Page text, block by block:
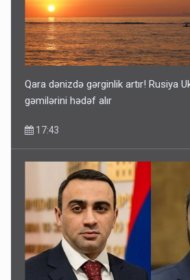
Qara dənizdə gərginlik artır! Rusiya
gəmilərini hədəf alır
17:43